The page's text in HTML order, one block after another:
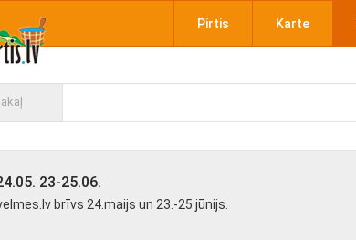
Pirtis Karte
23-25.06.
brīvs 24.maijs un 23.-25 jūnijs.